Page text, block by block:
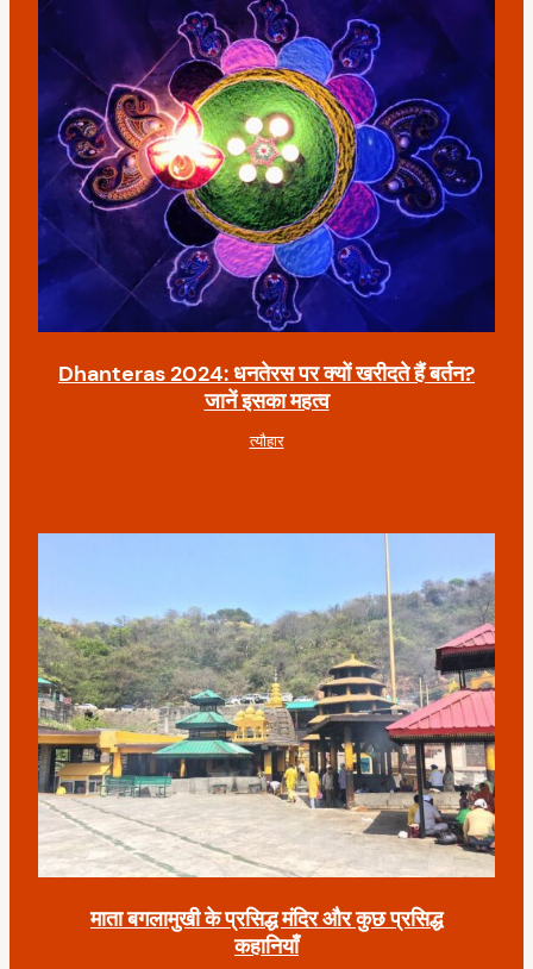
Dhanteras 2024: धनतेरस पर क्यों खरीदते हैं बर्तन?
जानें इसका महत्व
त्यौहार
माता बगलामुखी के प्रसिद्ध मंदिर और कुछ प्रसिद्ध
कहानियाँ